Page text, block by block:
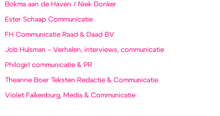
Bokma aan de Haven / Niek Donker
Ester Schaap Communicatie
FH Communicatie Raad & Daad BV
Job Hulsman – Verhalen, interviews, communicatie
Philogirl communicatie & PR
Theanne Boer Teksten Redactie & Communicatie
Violet Falkenburg, Media & Communicatie